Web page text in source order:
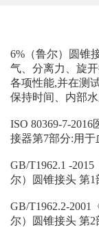
6%（鲁尔）圆锥
气、分离力、旋
各项性能,并在测
保持时间、内部
ISO 80369-7-
接器第7部分:用
GB/T1962.1 -
尔）圆锥接头 第1
GB/T1962.2-
尔）圆锥接头 第2